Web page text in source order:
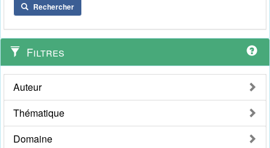
Rechercher
Filtres
Auteur
Thématique
Domaine